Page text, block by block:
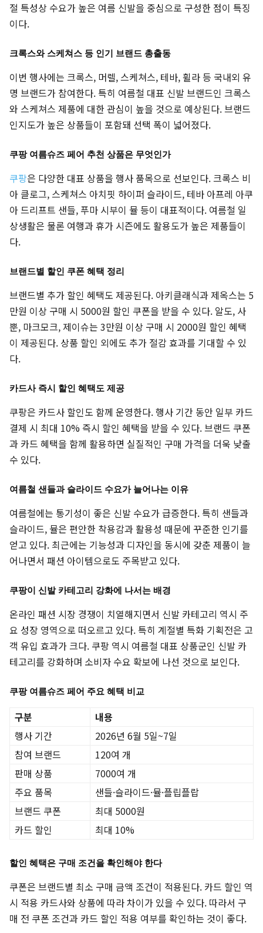
절 특성상 수요가 높은 여름 신발을 중심으로 구성한 점이 특징
이다.
크록스와 스케쳐스 등 인기 브랜드 총출동
이번 행사에는 크록스, 머렐, 스케쳐스, 테바, 휠라 등 국내외 유
명 브랜드가 참여한다. 특히 여름철 대표 신발 브랜드인 크록스
와 스케쳐스 제품에 대한 관심이 높을 것으로 예상된다. 브랜드
인지도가 높은 상품들이 포함돼 선택 폭이 넓어졌다.
쿠팡 여름슈즈 페어 추천 상품은 무엇인가
쿠팡은 다양한 대표 상품을 행사 품목으로 선보인다. 크록스 비
아 클로그, 스케쳐스 아치핏 하이퍼 슬라이드, 테바 아프레 아쿠
아 드리프트 샌들, 푸마 시부이 뮬 등이 대표적이다. 여름철 일
상생활은 물론 여행과 휴가 시즌에도 활용도가 높은 제품들이
다.
브랜드별 할인 쿠폰 혜택 정리
브랜드별 추가 할인 혜택도 제공된다. 아키클래식과 제옥스는 5
만원 이상 구매 시 5000원 할인 쿠폰을 받을 수 있다. 알도, 사
뿐, 마크모크, 제이슈는 3만원 이상 구매 시 2000원 할인 혜택
이 제공된다. 상품 할인 외에도 추가 절감 효과를 기대할 수 있
다.
카드사 즉시 할인 혜택도 제공
쿠팡은 카드사 할인도 함께 운영한다. 행사 기간 동안 일부 카드
결제 시 최대 10% 즉시 할인 혜택을 받을 수 있다. 브랜드 쿠폰
과 카드 혜택을 함께 활용하면 실질적인 구매 가격을 더욱 낮출
수 있다.
여름철 샌들과 슬라이드 수요가 늘어나는 이유
여름철에는 통기성이 좋은 신발 수요가 급증한다. 특히 샌들과
슬라이드, 뮬은 편안한 착용감과 활용성 때문에 꾸준한 인기를
얻고 있다. 최근에는 기능성과 디자인을 동시에 갖춘 제품이 늘
어나면서 패션 아이템으로도 주목받고 있다.
쿠팡이 신발 카테고리 강화에 나서는 배경
온라인 패션 시장 경쟁이 치열해지면서 신발 카테고리 역시 주
요 성장 영역으로 떠오르고 있다. 특히 계절별 특화 기획전은 고
객 유입 효과가 크다. 쿠팡 역시 여름철 대표 상품군인 신발 카
테고리를 강화하며 소비자 수요 확보에 나선 것으로 보인다.
쿠팡 여름슈즈 페어 주요 혜택 비교
구분
내용
행사 기간
2026년 6월 5일~7일
참여 브랜드
120여 개
판매 상품
7000여 개
주요 품목
샌들·슬라이드·뮬·플립플랍
브랜드 쿠폰
최대 5000원
카드 할인
최대 10%
할인 혜택은 구매 조건을 확인해야 한다
쿠폰은 브랜드별 최소 구매 금액 조건이 적용된다. 카드 할인 역
시 적용 카드사와 상품에 따라 차이가 있을 수 있다. 따라서 구
매 전 쿠폰 조건과 카드 할인 적용 여부를 확인하는 것이 좋다.